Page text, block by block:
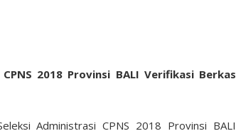
2018 Provinsi BALI Verifikasi Berkas
Administrasi CPNS 2018 Provinsi BALI